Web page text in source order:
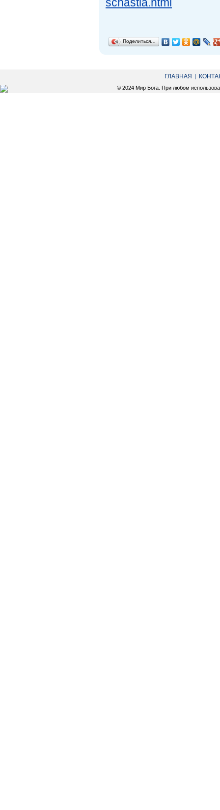
Поделиться…
ГЛАВНАЯ
© 2024 Мир Бога. При любом